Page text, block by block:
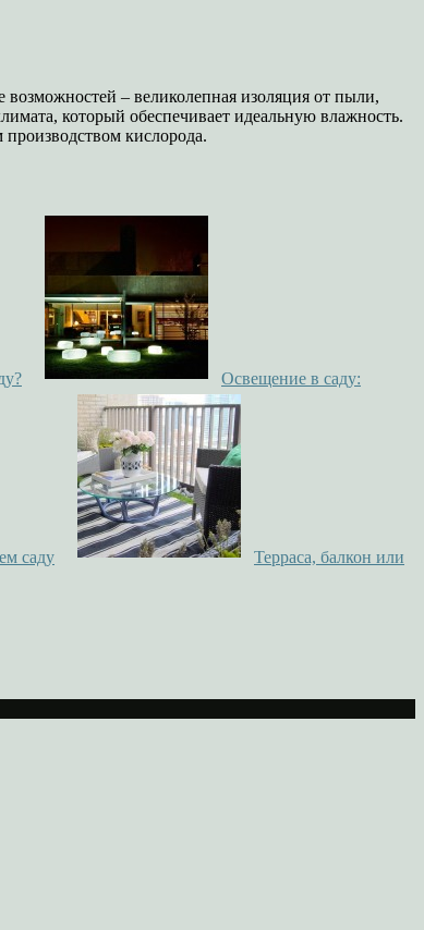
– великолепная изоляция от пыли,
который обеспечивает идеальную влажность.
кислорода.
Освещение в саду:
саду
Терраса, балкон или